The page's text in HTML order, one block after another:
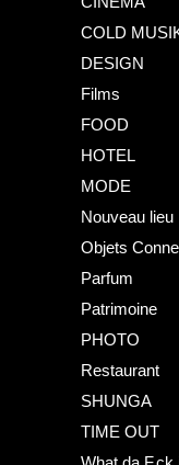
COLD
DESIGN
Films
FOOD
HOTEL
MODE
Nouveau lieu
Objets
Parfum
Patrimoine
PHOTO
Restaurant
SHUNGA
TIME OUT